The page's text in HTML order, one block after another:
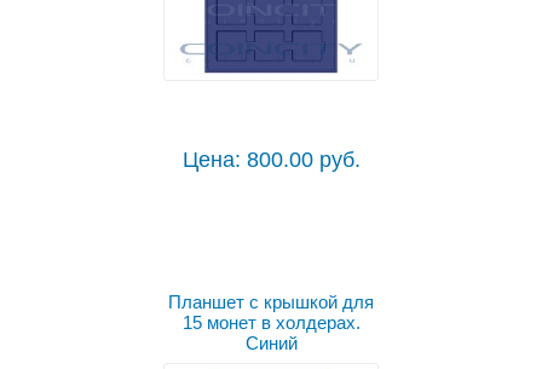
Цена: 800.00 руб.
Планшет с крышкой для
15 монет в холдерах.
Синий